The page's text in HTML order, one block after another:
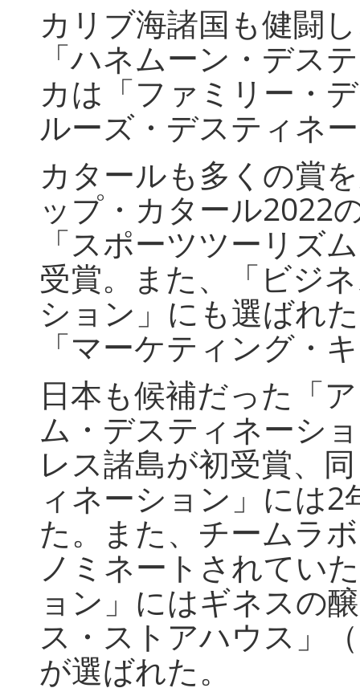
カリブ海諸国も健闘
「ハネムーン・デス
カは「ファミリー・
ルーズ・デスティネ
カタールも多くの賞
ップ・カタール2022
「スポーツツーリズ
受賞。また、「ビジ
ション」にも選ばれ
「マーケティング・
日本も候補だった「
ム・デスティネーシ
レス諸島が初受賞、
ィネーション」には2
た。また、チームラ
ノミネートされてい
ョン」にはギネスの
ス・ストアハウス」
が選ばれた。